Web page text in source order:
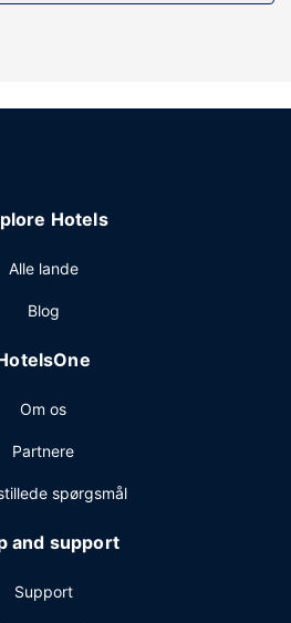
dagligt fra kl. 06.00 til kl.
adgang til gratis
parkering er til
Hotels
Alle lande
Blog
Om os
Partnere
spørgsmål
and support
Support